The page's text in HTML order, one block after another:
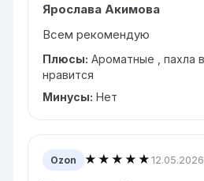
Ярослава Акимова
Всем рекомендую
Плюсы: Ароматные , пахла
нравится
Минусы: Нет
Ozon ★★★★★12.05.2026